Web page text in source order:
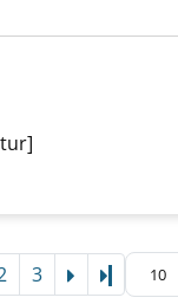
3 Letzte